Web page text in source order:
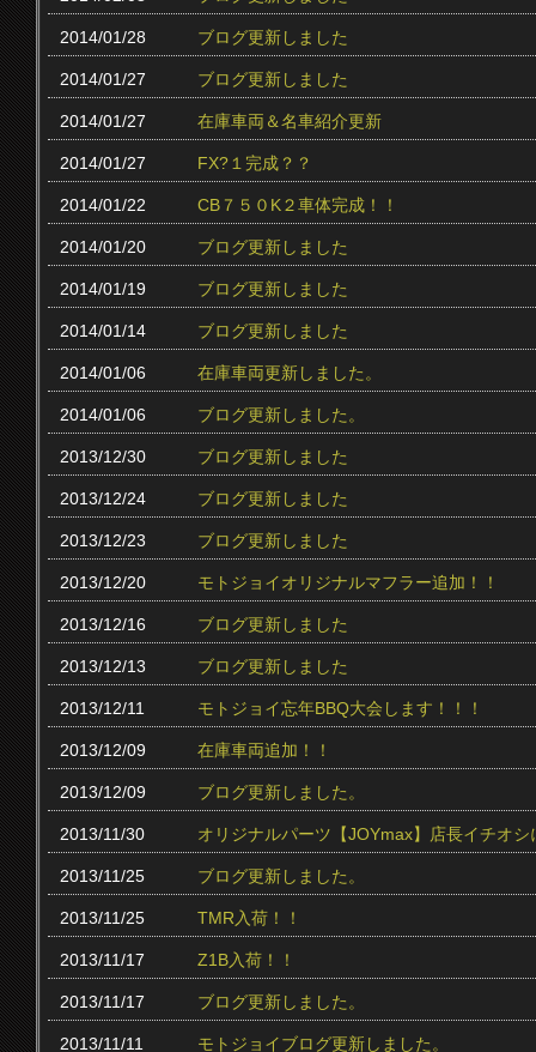
2014/01/28 ブログ更新しました
2014/01/27 ブログ更新しました
2014/01/27 在庫車両＆名車紹介更新
2014/01/27 FX?１完成？？
2014/01/22 CB７５０K２車体完成！！
2014/01/20 ブログ更新しました
2014/01/19 ブログ更新しました
2014/01/14 ブログ更新しました
2014/01/06 在庫車両更新しました。
2014/01/06 ブログ更新しました。
2013/12/30 ブログ更新しました
2013/12/24 ブログ更新しました
2013/12/23 ブログ更新しました
2013/12/20 モトジョイオリジナルマフラー追加！！
2013/12/16 ブログ更新しました
2013/12/13 ブログ更新しました
2013/12/11 モトジョイ忘年BBQ大会します！！！
2013/12/09 在庫車両追加！！
2013/12/09 ブログ更新しました。
2013/11/30 オリジナルパーツ【JOYmax】店長イチオ
2013/11/25 ブログ更新しました。
2013/11/25 TMR入荷！！
2013/11/17 Z1B入荷！！
2013/11/17 ブログ更新しました。
2013/11/11 モトジョイブログ更新しました。